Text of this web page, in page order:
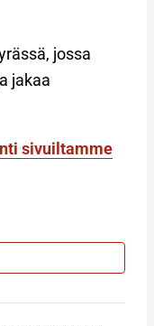
jossa
jakaa
sivuiltamme